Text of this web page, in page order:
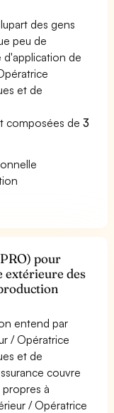
des gens
peu de
de
et de
composées de3
pour
des
entend par
/ Opératrice
et de
couvre
à
/ Opératrice